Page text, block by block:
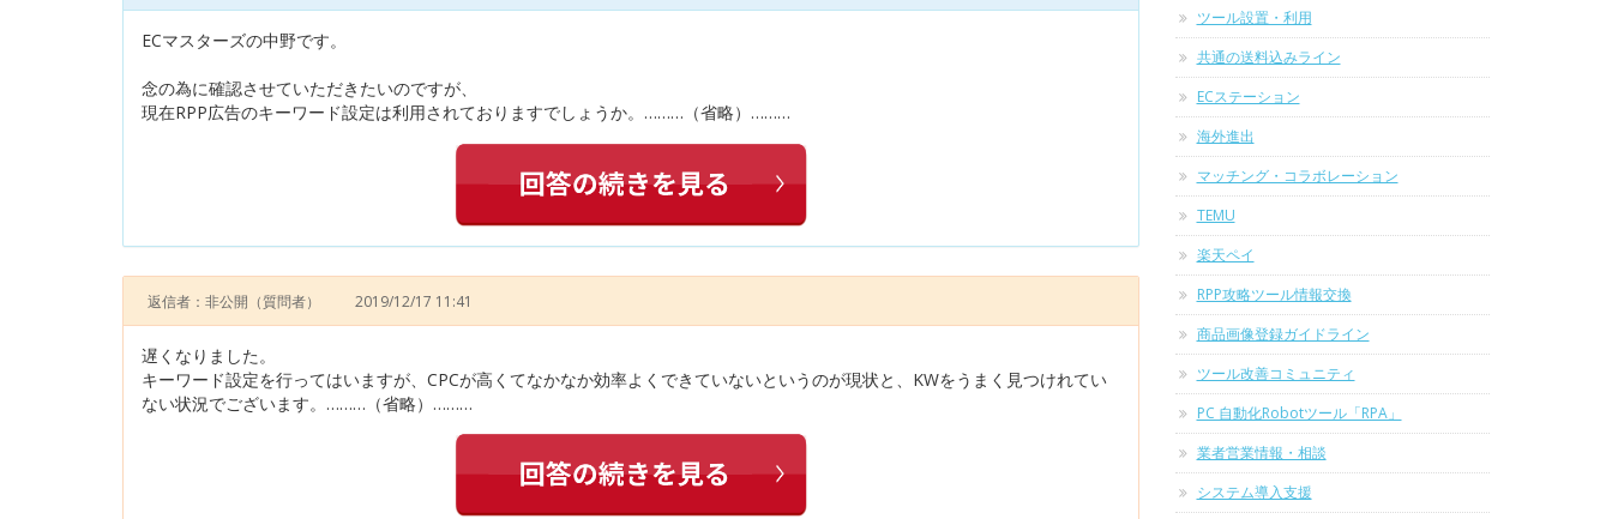
ECマスターズの中野です。
念の為に確認させていただきたいのですが、
現在RPP広告のキーワード設定は利用されておりますでしょうか。………（省略）………
返信者：非公開 （質問者） 2019/12/17 11:41
遅くなりました。
キーワード設定を行ってはいますが、CPCが高くてなかなか効率よくできていないというのが現状と、KWをうまく見つけれてい
ない状況でございます。………（省略）………
ツール設置・利用
共通の送料込みライン
ECステーション
海外進出
マッチング・コラボレーション
TEMU
楽天ペイ
RPP攻略ツール情報交換
商品画像登録ガイドライン
ツール改善コミュニティ
PC 自動化Robotツール「RPA」
業者営業情報・相談
システム導入支援